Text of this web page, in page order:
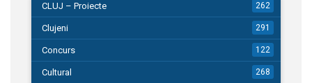
CLUJ – Proiecte 262
Clujeni 291
Concurs 122
Cultural 268